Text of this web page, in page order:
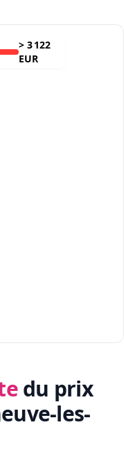
> 3 122
EUR
du prix
les-